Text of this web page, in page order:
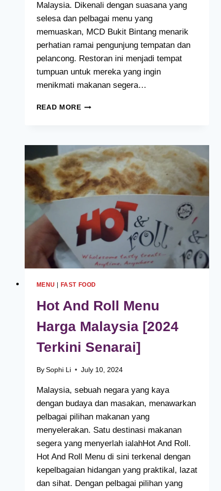
Malaysia. Dikenali dengan suasana yang
selesa dan pelbagai menu yang
memuaskan, MCD Bukit Bintang menarik
perhatian ramai pengunjung tempatan dan
pelancong. Restoran ini menjadi tempat
tumpuan untuk mereka yang ingin
menikmati makanan segera…
READ MOREMCD
MCDONALD’S
MENU
MALAYSIA
2024
MENU FAST FOOD
Hot And Roll Menu
Harga Malaysia [2024
Terkini Senarai]
By Sophi Li July 10, 2024
Malaysia, sebuah negara yang kaya
dengan budaya dan masakan, menawarkan
pelbagai pilihan makanan yang
menyelerakan. Satu destinasi makanan
segera yang menyerlah ialahHot And Roll.
Hot And Roll Menu di sini terkenal dengan
kepelbagaian hidangan yang praktikal, lazat
dan sihat. Dengan pelbagai pilihan yang